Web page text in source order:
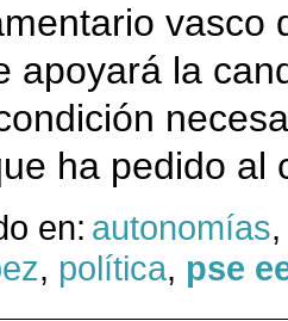
vasco
apoyará la
ha pedido
en: autonomías
, política, pse